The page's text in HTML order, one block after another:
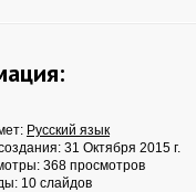
Русский язык
31 Октября 2015 г.
368 просмотров
10 слайдов